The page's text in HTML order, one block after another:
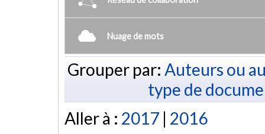
Nuage de mots
Grouper par: Auteurs ou
type de
Aller à : 2017 | 2016